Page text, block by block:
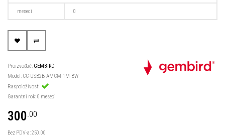
meseci 0
Proizvođač: GEMBIRD
Model: CC-USB2B-AMCM-1M-BW
Raspoloživost:
Garantni rok: 0 meseci
300.00
Bez PDV-a: 250.00